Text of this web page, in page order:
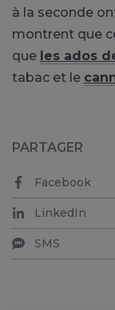
à la seconde
montrent que
que les ados
tabac et le
PARTAGER
Facebook
LinkedIn
SMS